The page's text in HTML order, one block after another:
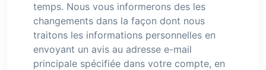
temps. Nous vous informerons des les
changements dans la façon dont nous
traitons les informations personnelles en
envoyant un avis au adresse e-mail
principale spécifiée dans votre compte, en